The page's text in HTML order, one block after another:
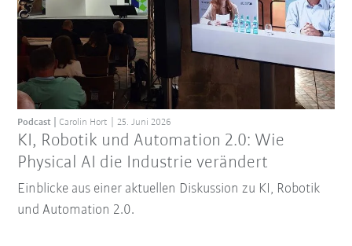
KI, Robotik und Automation 2.0: Wie
Physical AI die Industrie verändert
Podcast Carolin Hort 25. Juni 2026
Einblicke aus einer aktuellen Diskussion zu KI, Robotik
und Automation 2.0.